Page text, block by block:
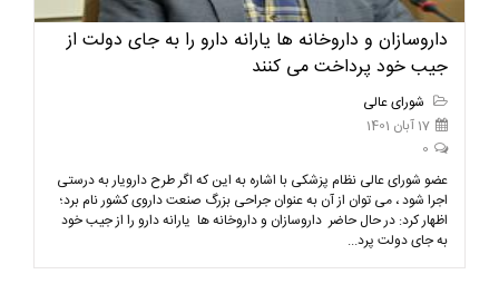
داروسازان و داروخانه ها یارانه دارو را به جای دولت از
جیب خود پرداخت می کنند
شورای عالی
17 آبان 1401
0
عضو شورای عالی نظام پزشکی با اشاره به این که اگر طرح دارویار به درستی
اجرا شود ، می توان از آن به عنوان جراحی بزرگ صنعت داروی کشور نام برد؛
اظهار کرد: در حال حاضر داروسازان و داروخانه ها یارانه دارو را از جیب خود
به جای دولت پرد...